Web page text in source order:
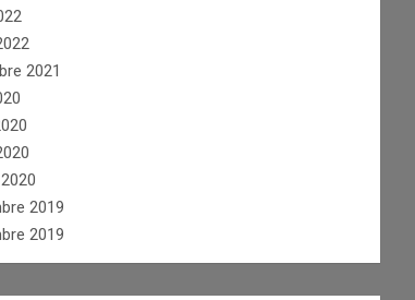
2021
2019
2019